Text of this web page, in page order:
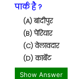
पार्क है ?
(A) बांदीपुर
(B) पेरियार
(C) वेलावदार
(D) कार्बेट
Show Answer